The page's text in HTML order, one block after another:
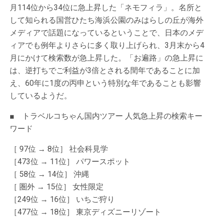
月114位から34位に急上昇した「ネモフィラ」。名所と
して知られる国営ひたち海浜公園のみはらしの丘が海外
メディアで話題になっているということで、日本のメデ
ィアでも例年よりさらに多く取り上げられ、3月末から4
月にかけて検索数が急上昇した。「お遍路」の急上昇に
は、逆打ちでご利益が3倍とされる閏年であることに加
え、60年に1度の丙申という特別な年であることも影響
しているようだ。
■ トラベルコちゃん国内ツアー 人気急上昇の検索キー
ワード
［ 97位 → 8位］ 社会科見学
［473位 → 11位］ パワースポット
［ 58位 → 14位］ 沖縄
［ 圏外 → 15位］ 女性限定
［249位 → 16位］ いちご狩り
［477位 → 18位］ 東京ディズニーリゾート